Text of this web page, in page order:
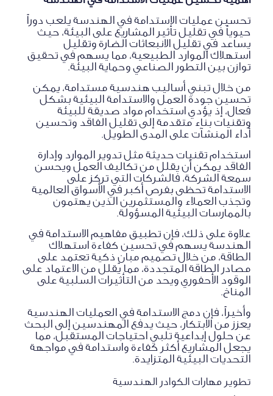
تحسين عمليات الاستدامة في الهندسة يلعب دوراً
حيوياً في تقليل تأثير المشاريع على البيئة، حيث
يساعد في تقليل الانبعاثات الضارة وتقليل
استهلاك الموارد الطبيعية، مما يسهم في تحقيق
توازن بين التطور الصناعي وحماية البيئة.
من خلال تبني أساليب هندسية مستدامة، يمكن
تحسين جودة العمل والاستدامة البيئية بشكل
فعال، إذ يؤدي استخدام مواد صديقة للبيئة
وتقنيات بناء متقدمة إلى تقليل الفاقد وتحسين
أداء المنشآت على المدى الطويل.
استخدام تقنيات حديثة مثل تدوير الموارد وإدارة
الفاقد يمكن أن يقلل من تكاليف العمل ويحسن
سمعة الشركة، فالشركات التي تركز على
الاستدامة تحظى بفرص أكبر في الأسواق العالمية
وتجذب العملاء والمستثمرين الذين يهتمون
بالممارسات البيئية المسؤولة.
علاوة على ذلك، فإن تطبيق مفاهيم الاستدامة في
الهندسة يسهم في تحسين كفاءة استهلاك
الطاقة، من خلال تصميم مبانٍ ذكية تعتمد على
مصادر الطاقة المتجددة، مما يقلل من الاعتماد على
الوقود الأحفوري ويحد من التأثيرات السلبية على
المناخ.
وأخيراً، فإن دمج الاستدامة في العمليات الهندسية
يعزز من الابتكار، حيث يدفع المهندسين إلى البحث
عن حلول إبداعية تلبي احتياجات المستقبل، مما
يجعل المشاريع أكثر كفاءة واستدامة في مواجهة
التحديات البيئية المتزايدة.
تطوير مهارات الكوادر الهندسية